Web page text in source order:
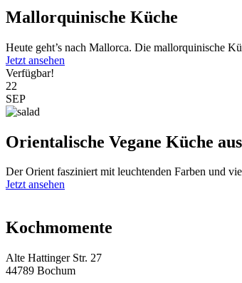
Mallorquinische Küche
Heute geht’s nach Mallorca. Die mallorquinische
Jetzt ansehen
Verfügbar!
22
SEP
Orientalische Vegane Küche
Der Orient fasziniert mit leuchtenden Farben und
Jetzt ansehen
Kochmomente
Alte Hattinger Str. 27
44789 Bochum